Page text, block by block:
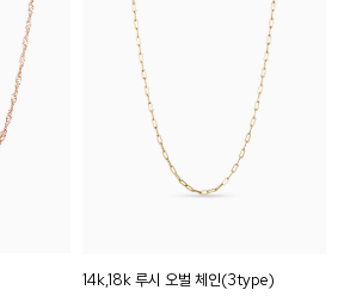
14k,18k 루시 오벌 체인(3type)